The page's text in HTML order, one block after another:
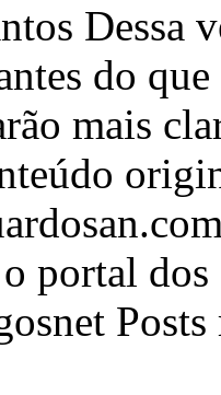
Dessa
do
mais
portal dos